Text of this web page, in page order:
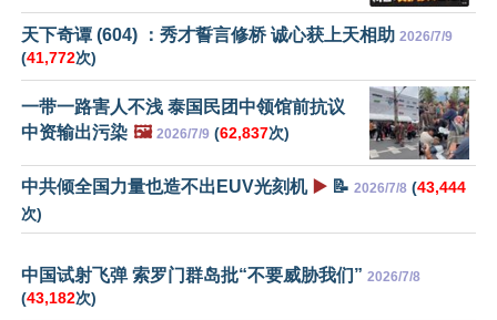
天下奇谭 (604) ：秀才誓言修桥 诚心获上天相助 2026/7/9
(41,772次)
一带一路害人不浅 泰国民团中领馆前抗议
中资输出污染 🖼️ 2026/7/9 (62,837次)
中共倾全国力量也造不出EUV光刻机 ▶️ 📝 2026/7/8 (43,444
次)
中国试射飞弹 索罗门群岛批“不要威胁我们” 2026/7/8
(43,182次)